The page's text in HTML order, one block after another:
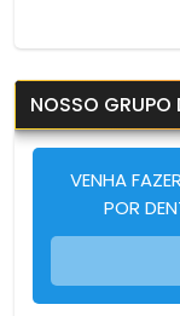
NOSSO GRUPO
VENHA
POR